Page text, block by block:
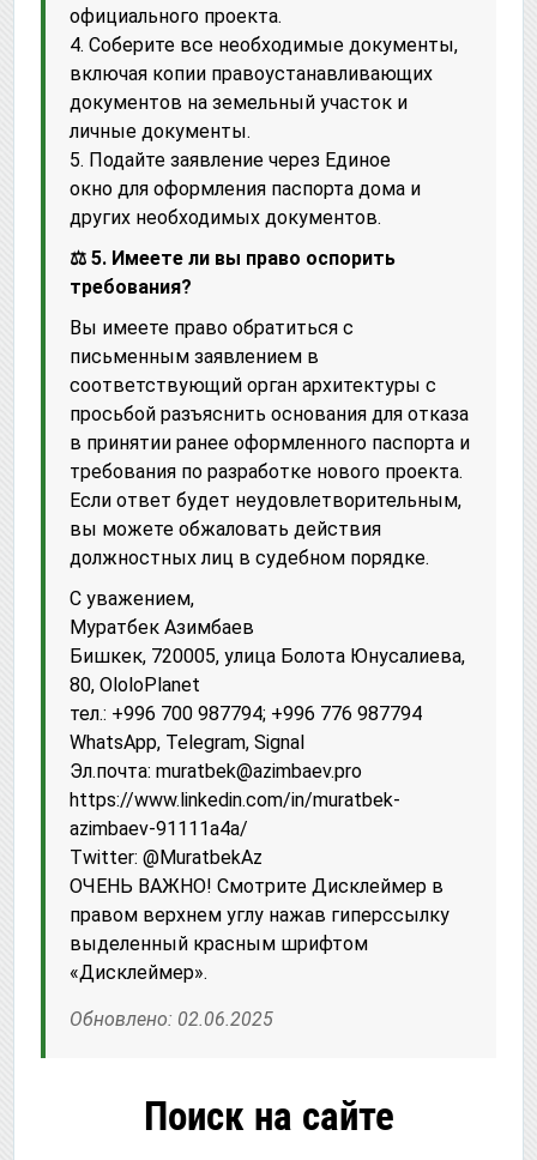
официального проекта.
4. Соберите все необходимые документы,
включая копии правоустанавливающих
документов на земельный участок и
личные документы.
5. Подайте заявление через Единое
окно для оформления паспорта дома и
других необходимых документов.
⚖️ 5. Имеете ли вы право оспорить
требования?
Вы имеете право обратиться с
письменным заявлением в
соответствующий орган архитектуры с
просьбой разъяснить основания для отказа
в принятии ранее оформленного паспорта и
требования по разработке нового проекта.
Если ответ будет неудовлетворительным,
вы можете обжаловать действия
должностных лиц в судебном порядке.
С уважением,
Муратбек Азимбаев
Бишкек, 720005, улица Болота Юнусалиева,
80, OloloPlanet
тел.: +996 700 987794; +996 776 987794
WhatsApp, Telegram, Signal
Эл.почта: muratbek@azimbaev.pro
httрs://www.linkedin.com/in/muratbek-
azimbaev-91111a4a/
Twitter: @MuratbekAz
ОЧЕНЬ ВАЖНО! Смотрите Дисклеймер в
правом верхнем углу нажав гиперссылку
выделенный красным шрифтом
«Дисклеймер».
Обновлено: 02.06.2025
Поиск на сайте